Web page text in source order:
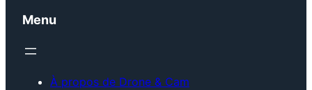
Menu
À propos de Drone & Cam